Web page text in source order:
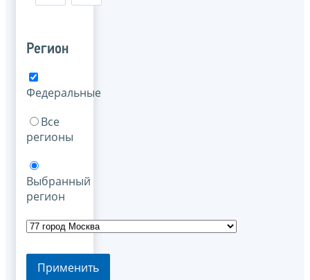
Регион
Федеральные
Все
регионы
Выбранный
регион
Применить